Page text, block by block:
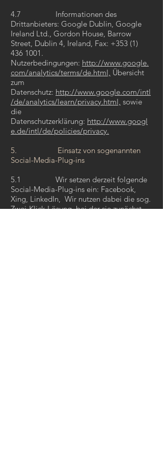
4.7 Informationen des
Drittanbieters: Google Dublin, Google
Ireland Ltd., Gordon House, Barrow
Street, Dublin 4, Ireland, Fax: +353 (1)
436 1001 .
Nutzerbedingungen: http://www.google.
com/analytics/terms/de.html, Übersicht
zum
Datenschutz: http://www.google.com/intl
/de/analytics/learn/privacy.html, sowie
die
Datenschutzerklärung: http://www.googl
e.de/intl/de/policies/privacy.
5. Einsatz von sogenannten
Social-Media-Plug-ins
5.1 Wir setzen derzeit folgende
Social-Media-Plug-ins ein: Facebook,
Xing, LinkedIn, Wir nutzen dabei die sog.
Zwei-Klick-Lösung, bei der sie zunächst